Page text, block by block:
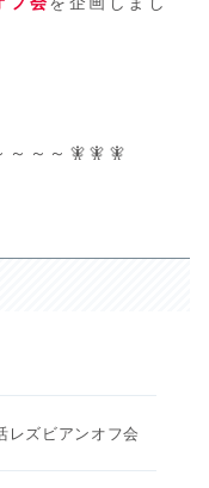
～～～🧚🧚🧚
レズビアンオフ会